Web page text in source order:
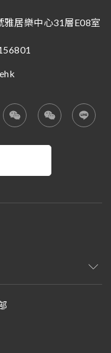
居樂中心31層E08室